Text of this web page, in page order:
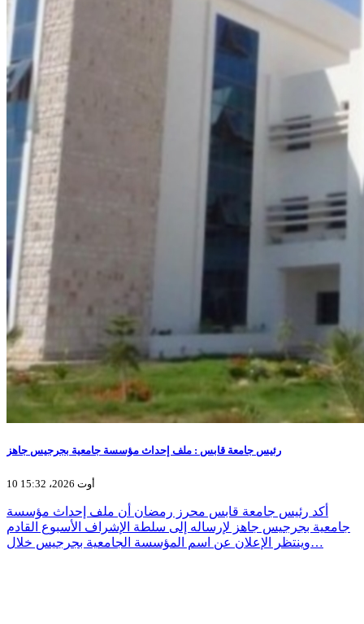
رئيس جامعة قابس : ملف إحداث مؤسسة جامعية بجرجيس جاهز
10 أوت 2026، 15:32
أكد رئيس جامعة قابس محرز رمضان أن ملف إحداث مؤسسة
جامعية بجرجيس جاهز لإرساله إلى سلطة الإشراف الأسبوع القادم
وينتظر الإعلان عن اسم المؤسسة الجامعية بجرجيس خلال…